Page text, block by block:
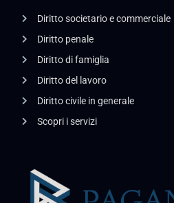
Diritto societario e commerciale
Diritto penale
Diritto di famiglia
Diritto del lavoro
Diritto civile in generale
Scopri i servizi